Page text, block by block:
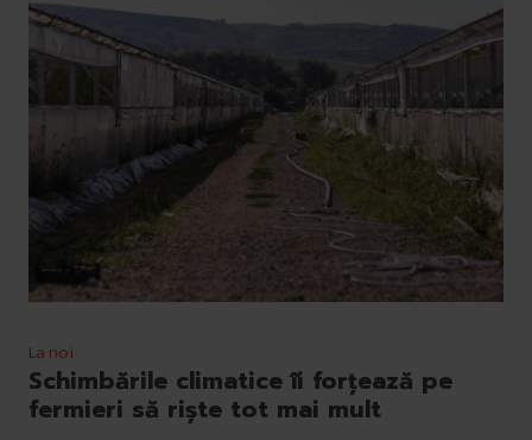
La noi
Schimbările climatice îi forțează pe
fermieri să riște tot mai mult